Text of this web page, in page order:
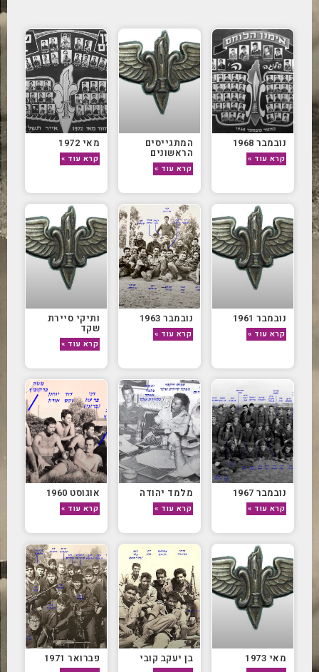
נובמבר 1968
קרא עוד »
המתגייסים
הראשונים
קרא עוד »
מאי 1972
קרא עוד »
נובמבר 1961
קרא עוד »
נובמבר 1963
קרא עוד »
ותיקי סיירת
שקד
קרא עוד »
נובמבר 1967
קרא עוד »
מלמד יהודה
קרא עוד »
אוגוסט 1960
קרא עוד »
מאי 1973 בן יעקב קובי פברואר 1971